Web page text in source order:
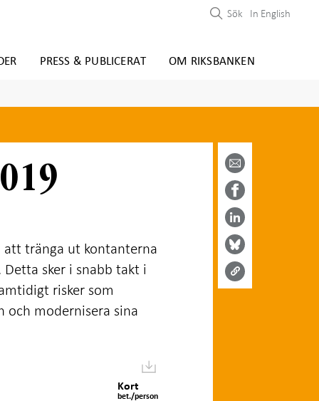
PRESS & PUBLICERAT OM RIKSBANKEN
Sök In English
att tränga ut kontanterna
sker i snabb takt i
risker som
och modernisera sina
Kort
bet./person
Dela
email -
Öppnas
i ny flik
Dela på
Facebook
- Öppnas
i ny flik
Dela på
LinkedIn
Öppnas
i ny flik
Dela
Bluesky
Öppnas
i ny flik
Dela
Twitter